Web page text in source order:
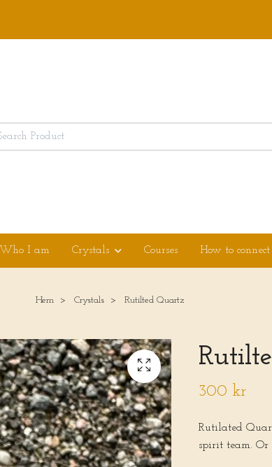
Who I am Crystals Courses How to
Hem Crystals Rutilted Quartz
300 kr
Rutilated
spirit team. Or